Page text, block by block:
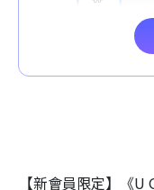
【新會員限定】《